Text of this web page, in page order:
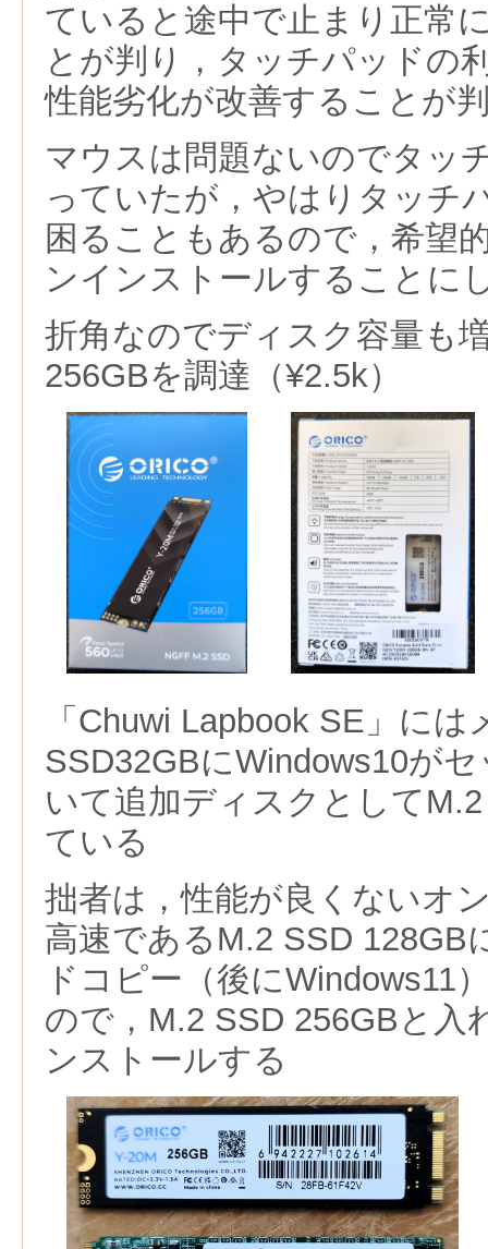
ていると途中で止まり正常
とが判り，タッチパッドの
性能劣化が改善することが
マウスは問題ないのでタッ
っていたが，やはりタッチ
困ることもあるので，希望
ンインストールすることに
折角なのでディスク容量も
256GBを調達（¥2.5k）
「Chuwi Lapbook SE」に
SSD32GBにWindows10が
いて追加ディスクとして
ている
拙者は，性能が良くないオ
高速であるM.2 SSD 128GB
ドコピー（後にWindows11
ので，M.2 SSD 256GBと入
ンストールする